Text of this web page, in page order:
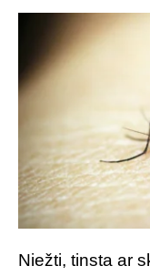
Niežti, tinsta ar